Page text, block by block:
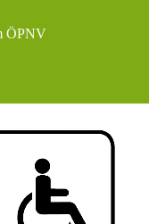
ÖPNV